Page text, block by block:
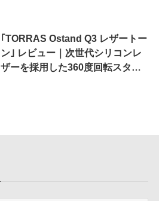
｢TORRAS Ostand Q3 レザートー
ン｣ レビュー｜次世代シリコンレ
ザーを採用した360度回転スタン